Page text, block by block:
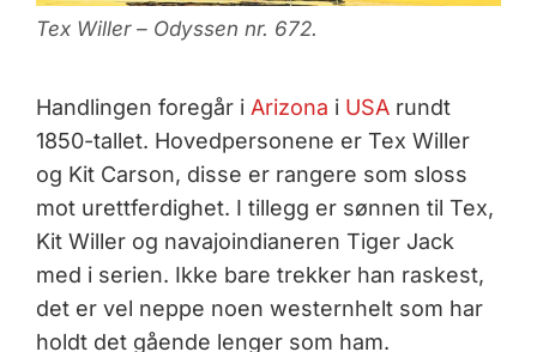
Tex Willer – Odyssen nr. 672.
Handlingen foregår i Arizona i USArundt
1850-tallet. Hovedpersonene er Tex Willer
og Kit Carson, disse er rangere som sloss
mot urettferdighet. I tillegg er sønnen til Tex,
Kit Willer og navajoindianeren Tiger Jack
med i serien. Ikke bare trekker han raskest,
det er vel neppe noen westernhelt som har
holdt det gående lenger som ham.